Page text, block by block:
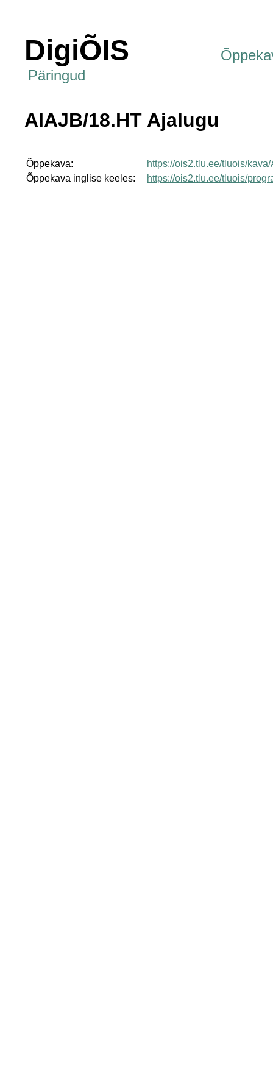
DigiÕIS
Päringud
AIAJB/18.HT Ajalugu
Õppekava:
https://ois2.tlu.ee/tluois/
Õppekava inglise keeles:
https://ois2.tlu.ee/tluois/